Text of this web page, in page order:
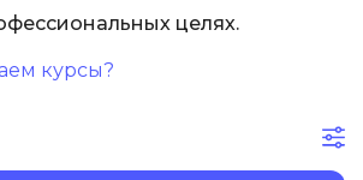
целях.
курсы?